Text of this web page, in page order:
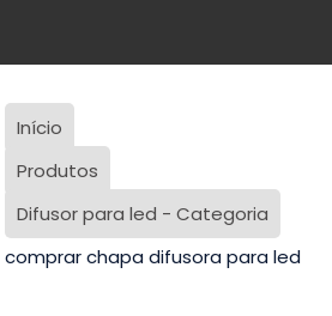
Início
Produtos
Difusor para led - Categoria
comprar chapa difusora para led